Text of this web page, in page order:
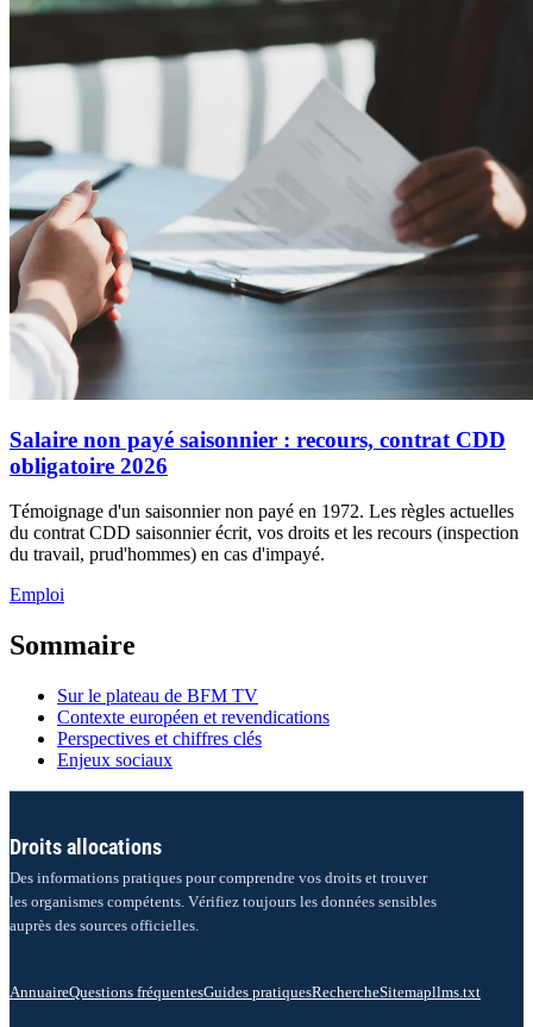
Salaire non payé saisonnier : recours, contrat CDD
obligatoire 2026
Témoignage d'un saisonnier non payé en 1972. Les règles actuelles
du contrat CDD saisonnier écrit, vos droits et les recours (inspection
du travail, prud'hommes) en cas d'impayé.
Emploi
Sommaire
Sur le plateau de BFM TV
Contexte européen et revendications
Perspectives et chiffres clés
Enjeux sociaux
Droits allocations
Des informations pratiques pour comprendre vos droits et trouver
les organismes compétents. Vérifiez toujours les données sensibles
auprès des sources officielles.
AnnuaireQuestions fréquentesGuides pratiquesRechercheSitemapllms.txt